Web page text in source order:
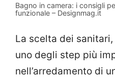
Bagno in camera: i consigli
funzionale – Designmag.it
La scelta dei
uno degli step più
nell’arredamento di